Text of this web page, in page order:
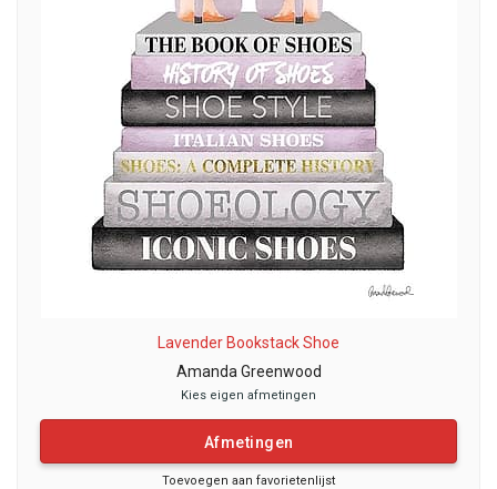
Lavender Bookstack Shoe
Amanda Greenwood
Kies eigen afmetingen
Afmetingen
Toevoegen aan favorietenlijst